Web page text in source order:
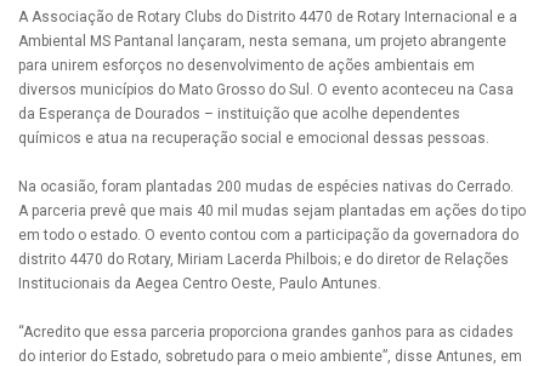
A Associação de Rotary Clubs do Distrito 4470 de Rotary Internacional e a
Ambiental MS Pantanal lançaram, nesta semana, um projeto abrangente
para unirem esforços no desenvolvimento de ações ambientais em
diversos municípios do Mato Grosso do Sul. O evento aconteceu na Casa
da Esperança de Dourados – instituição que acolhe dependentes
químicos e atua na recuperação social e emocional dessas pessoas.
Na ocasião, foram plantadas 200 mudas de espécies nativas do Cerrado.
A parceria prevê que mais 40 mil mudas sejam plantadas em ações do tipo
em todo o estado. O evento contou com a participação da governadora do
distrito 4470 do Rotary, Miriam Lacerda Philbois; e do diretor de Relações
Institucionais da Aegea Centro Oeste, Paulo Antunes.
“Acredito que essa parceria proporciona grandes ganhos para as cidades
do interior do Estado, sobretudo para o meio ambiente”, disse Antunes, em